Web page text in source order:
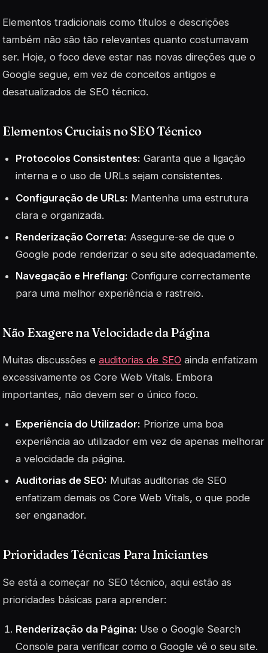
Elementos tradicionais como títulos e descrições
também não são tão relevantes quanto costumavam
ser. Hoje, o foco deve estar nas novas direções que o
Google segue, em vez de conceitos antigos e
desatualizados de SEO técnico.
Elementos Cruciais no SEO Técnico
Protocolos Consistentes: Garanta que a ligação
interna e o uso de URLs sejam consistentes.
Configuração de URLs: Mantenha uma estrutura
clara e organizada.
Renderização Correta: Assegure-se de que o
Google pode renderizar o seu site adequadamente.
Navegação e Hreflang: Configure correctamente
para uma melhor experiência e rastreio.
Não Exagere na Velocidade da Página
Muitas discussões e auditorias de SEO ainda enfatizam
excessivamente os Core Web Vitals. Embora
importantes, não devem ser o único foco.
Experiência do Utilizador: Priorize uma boa
experiência ao utilizador em vez de apenas melhorar
a velocidade da página.
Auditorias de SEO: Muitas auditorias de SEO
enfatizam demais os Core Web Vitals, o que pode
ser enganador.
Prioridades Técnicas Para Iniciantes
Se está a começar no SEO técnico, aqui estão as
prioridades básicas para aprender:
Renderização da Página: Use o Google Search
Console para verificar como o Google vê o seu site.